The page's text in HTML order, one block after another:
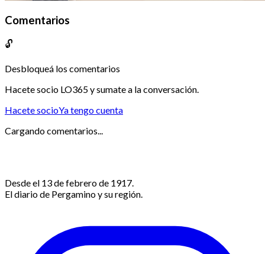
Comentarios
🔓
Desbloqueá los comentarios
Hacete socio LO365 y sumate a la conversación.
Hacete socioYa tengo cuenta
Cargando comentarios...
Desde el 13 de febrero de 1917.
El diario de Pergamino y su región.